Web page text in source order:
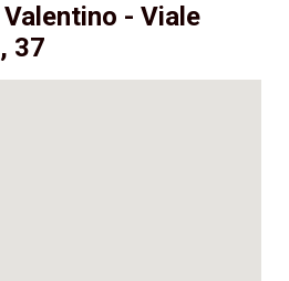
- Viale
37